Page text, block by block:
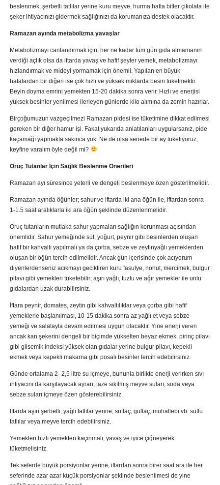
beslenmek, şerbetli tatlılar yerine kuru meyve, hurma hatta bitter çikolata ile
şeker ihtiyacınızı gidermek sağlığınızı da korumanıza destek olacaktır.
Ramazan ayında metabolizma yavaşlar
Metabolizmayı canlandırmak için, her ne kadar tüm gün gıda almamanın
verdiği açlık olsa da iftarda yavaş ve hafif şeyler yemek, metabolizmayı
hızlandırmak ve mideyi yormamak için önemli. Yapılan en büyük
hatalardan bir diğeri ise çok hızlı ve yüksek miktarda besin tüketmektir.
Beyin doyma emrini yemekten 15-20 dakika sonra verir. Hızlı ve enerjisi
yüksek besinler yenilmesi ilerleyen günlerde kilo alımına da zemin hazırlar.
Birçoğumuzun vazgeçilmezi Ramazan pidesi ise tüketimine dikkat edilmesi
gereken bir diğer hamur işi. Fakat yukarıda anlatılanları uygularsanız, pide
kaçamağı yapmakta sakınca yok. Ne de olsa senede bir ay tüketiyoruz,
keyfine varalım öyle değil mi?
Oruç Tutanlar İçin Sağlık Beslenme Önerileri
Ramazan ayı süresince yeterli ve dengeli beslenmeye özen gösterilmelidir.
Ramazan ayında öğünler; sahur ve iftarda iki ana öğün ile, iftardan sonra
1-1.5 saat aralıklarla iki ara öğün şeklinde düzenlenmelidir.
Oruç tutanların mutlaka sahur yapmaları sağlığın korunması açısından
önemlidir. Sahur yemeğinde süt, yoğurt, peynir gibi besinlerden oluşan
hafif bir kahvaltı yapılmalı ya da çorba, sebze ve zeytinyağlı yemeklerden
oluşan bir öğün tercih edilmelidir. Ancak gün içerisinde çok acıyorum
diyenlerdenseniz acıkmayı geciktiren kuru fasulye, nohut, mercimek, bulgur
pilavı gibi yemekleri tüketebilir; aşırı yağlı, tuzlu ve ağır yemekler ile unlu
gıdalardan uzak durabilirsiniz.
İftara peynir, domates, zeytin gibi kahvaltılıklar veya çorba gibi hafif
yemeklerle başlanılması, 10-15 dakika sonra az yağlı et veya sebze
yemeği ve salatayla devam edilmesi uygun olacaktır. Yine enerji veren
ancak kan şekerini dengeli bir biçimde yükselten beyaz ekmek, pirinç pilavı
gibi glisemik indeksi yüksek olan gıdalar yerine bulgur pilavı, kepekli
ekmek veya kepekli makarna gibi posalı besinler tercih edebilirsiniz.
Günde ortalama 2- 2,5 litre su içmeye, bununla birlikte enerji verirken sıvı
ihtiyacını da karşılayacak ayran, taze sıkılmış meyve suları, soda veya
sebze suları içmeye özen gösterebilirsiniz.
İftarda aşırı şerbetli, yağlı tatlılar yerine; sütlaç, güllaç, muhallebi vb. sütlü
tatlılar veya meyve tercih edebilirsiniz.
Yemekleri hızlı yemekten kaçınmalı, yavaş ve iyice çiğneyerek
tüketmelisiniz.
Tek seferde büyük porsiyonlar yerine, iftardan sonra birer saat ara ile her
seferinde azar azar küçük porsiyonlar şeklinde beslenilmesi de yine